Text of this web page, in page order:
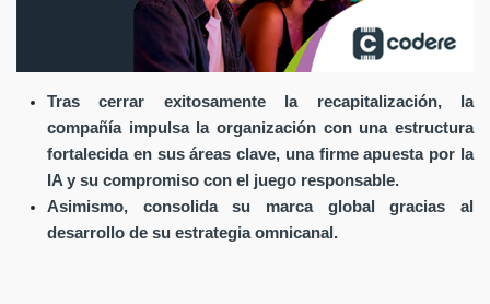
Tras cerrar exitosamente la recapitalización, la
compañía impulsa la organización con una estructura
fortalecida en sus áreas clave, una firme apuesta por la
IA y su compromiso con el juego responsable.
Asimismo, consolida su marca global gracias al
desarrollo de su estrategia omnicanal.